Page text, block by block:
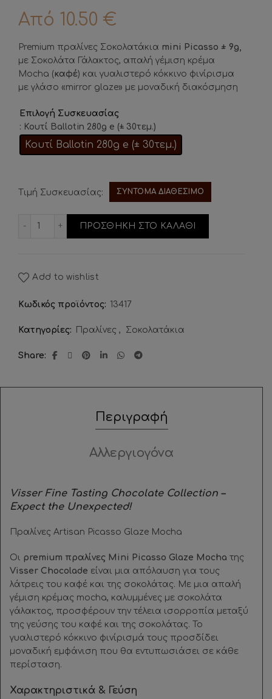
Από 10.50 €
Premium πραλίνες Σοκολατάκια mini Picasso ± 9g,
με Σοκολάτα Γάλακτος, απαλή γέμιση κρέμα
Mocha (καφέ) και γυαλιστερό κόκκινο φινίρισμα
με γλάσο «mirror glaze» με μοναδική διακόσμηση
Επιλογή Συσκευασίας
: Κουτί Ballotin 280g e (± 30τεμ.)
Κουτί Ballotin 280g e (± 30τεμ.)
Τιμή Συσκευασίας: ΣΥΝΤΟΜΑ ΔΙΑΘΕΣΙΜΟ
Πραλίνες Artisan Picasso Glaze Mocha ποσότητα
ΠΡΟΣΘΗΚΗ ΣΤΟ ΚΑΛΑΘΙ
Add to wishlist
Κωδικός προϊόντος: 13417
Κατηγορίες: Πραλίνες , Σοκολατάκια
Share
Περιγραφή
Αλλεργιογόνα
Visser Fine Tasting Chocolate Collection –
Expect the Unexpected!
Πραλίνες Artisan Picasso Glaze Mocha
Οι premium πραλίνες Mini Picasso Glaze Mocha της
Visser Chocolade είναι μια απόλαυση για τους
λάτρεις του καφέ και της σοκολάτας. Με μια απαλή
γέμιση κρέμας mocha, καλυμμένες με σοκολάτα
γάλακτος, προσφέρουν την τέλεια ισορροπία μεταξύ
της γεύσης του καφέ και της σοκολάτας. Το
γυαλιστερό κόκκινο φινίρισμά τους προσδίδει
μοναδική εμφάνιση που θα εντυπωσιάσει σε κάθε
περίσταση.
Χαρακτηριστικά & Γεύση